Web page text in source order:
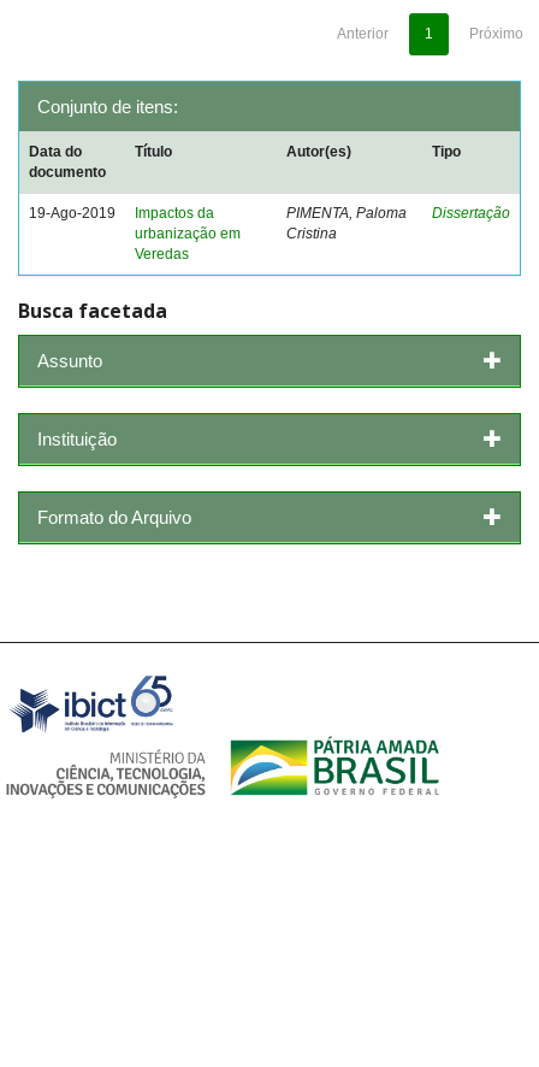
Anterior 1 Próximo
Conjunto de itens:
Data do
documento
Título Autor(es) Tipo
19-Ago-2019
Impactos da
urbanização em
Veredas
PIMENTA, Paloma
Cristina
Dissertação
Busca facetada
Assunto
Instituição
Formato do Arquivo